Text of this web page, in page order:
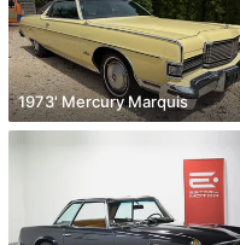
1973' Mercury Marquis